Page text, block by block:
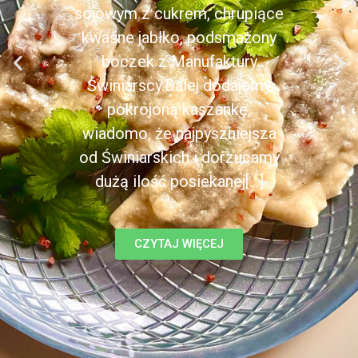
sojowym z cukrem, chrupiące
kwaśne jabłko, podsmażony
boczek z Manufaktury
Świniarscy.Dalej dodajemy
pokrojoną kaszankę,
wiadomo, że najpyszniejsza
od Świniarskich i dorzucamy
dużą ilość posiekanej[...]
CZYTAJ WIĘCEJ